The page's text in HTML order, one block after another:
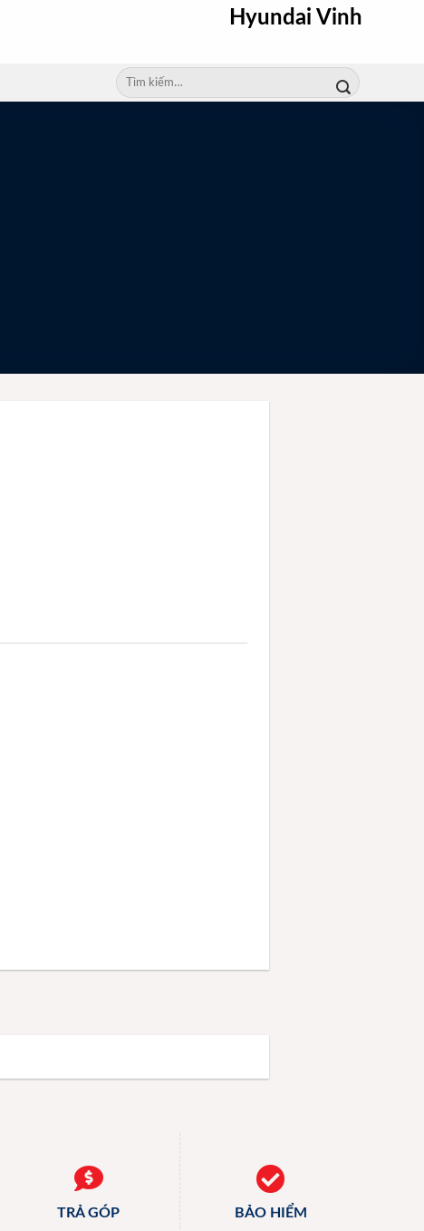
Hyundai Vinh
Tìm
kiếm:
TRẢ GÓP BẢO HIỂM